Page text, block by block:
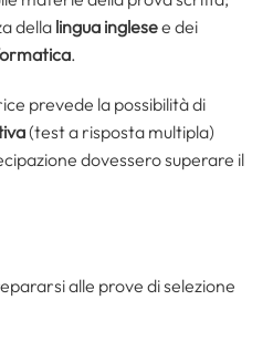
dellalingua inglesee dei
.
prevede la possibilità di
(test a risposta multipla)
dovessero superare il
alle prove di selezione